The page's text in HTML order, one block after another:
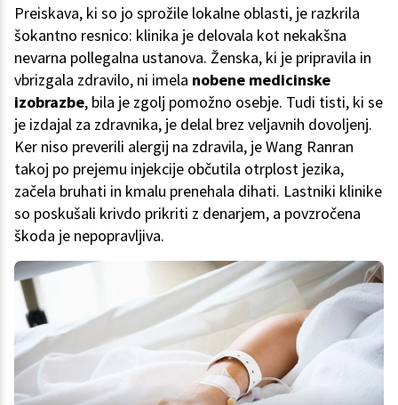
Preiskava, ki so jo sprožile lokalne oblasti, je razkrila
šokantno resnico: klinika je delovala kot nekakšna
nevarna pollegalna ustanova. Ženska, ki je pripravila in
vbrizgala zdravilo, ni imela nobene medicinske
izobrazbe, bila je zgolj pomožno osebje. Tudi tisti, ki se
je izdajal za zdravnika, je delal brez veljavnih dovoljenj.
Ker niso preverili alergij na zdravila, je Wang Ranran
takoj po prejemu injekcije občutila otrplost jezika,
začela bruhati in kmalu prenehala dihati. Lastniki klinike
so poskušali krivdo prikriti z denarjem, a povzročena
škoda je nepopravljiva.